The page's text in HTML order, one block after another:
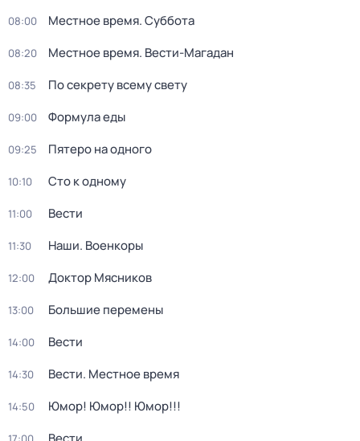
08:00 Местное время. Суббота
08:20 Местное время. Вести-Магадан
08:35 По секрету всему свету
09:00 Формула еды
09:25 Пятеро на одного
10:10 Сто к одному
11:00 Вести
11:30 Наши. Военкоры
12:00 Доктор Мясников
13:00 Большие перемены
14:00 Вести
14:30 Вести. Местное время
14:50 Юмор! Юмор!! Юмор!!!